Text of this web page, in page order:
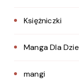
Księżniczki
Manga Dla
mangi